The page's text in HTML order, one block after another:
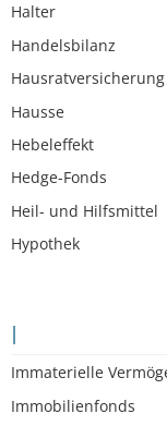
Halter
Handelsbilanz
Hausratversicherung
Hausse
Hebeleffekt
Hedge-Fonds
Heil- und Hilfsmittel
Hypothek
I
Immaterielle
Immobilienfonds